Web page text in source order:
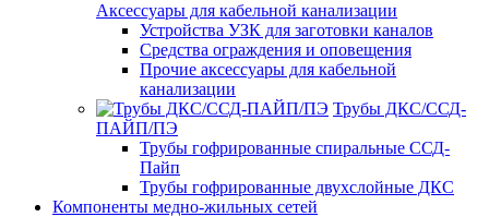
Аксессуары для кабельной канализации
Устройства УЗК для заготовки каналов
Средства ограждения и оповещения
Прочие аксессуары для кабельной
канализации
Трубы ДКС/ССД-
ПАЙП/ПЭ
Трубы гофрированные спиральные ССД-
Пайп
Трубы гофрированные двухслойные ДКС
Компоненты медно-жильных сетей